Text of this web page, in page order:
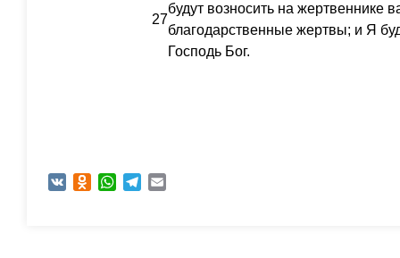
27
будут возносить на жертвеннике
благодарственные жертвы; и Я
Господь Бог.
VK Odnoklassniki
WhatsAppTelegram